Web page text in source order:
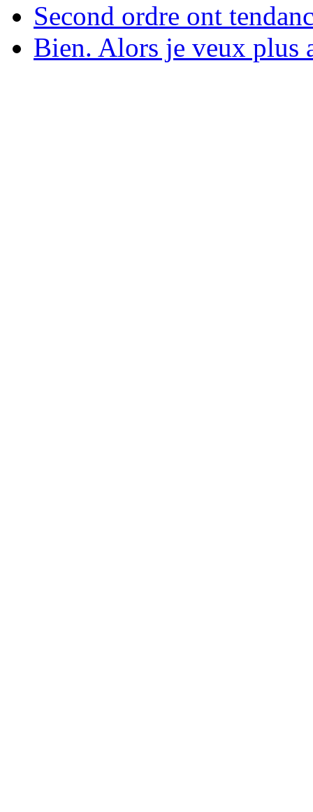
Second ordre ont
Bien. Alors je veux plus